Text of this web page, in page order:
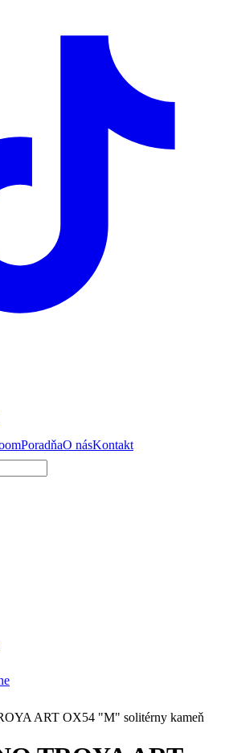
PoradňaO násKontakt
ART OX54 "M" solitérny kameň